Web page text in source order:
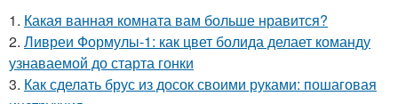
1. Какая ванная комната вам больше нравится?
2. Ливреи Формулы-1: как цвет болида делает команду
узнаваемой до старта гонки
3. Как сделать брус из досок своими руками: пошаговая